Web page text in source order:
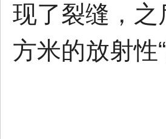
现了裂缝，
方米的放射性“